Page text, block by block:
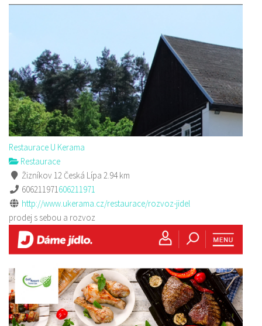
Restaurace U Kerama
Restaurace
Žizníkov 12 Česká Lípa 2.94 km
606211971606211971
http://www.ukerama.cz/restaurace/rozvoz-jidel
prodej s sebou a rozvoz